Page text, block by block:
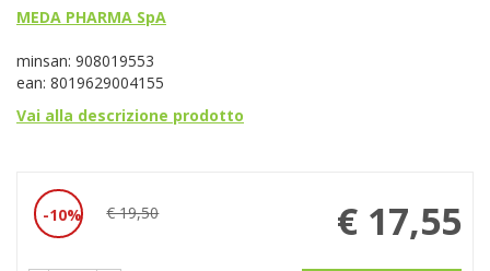
MEDA PHARMA SpA
minsan: 908019553
ean: 8019629004155
Vai alla descrizione prodotto
10% € 19,50
Prezzo
scontato
€ 17,55